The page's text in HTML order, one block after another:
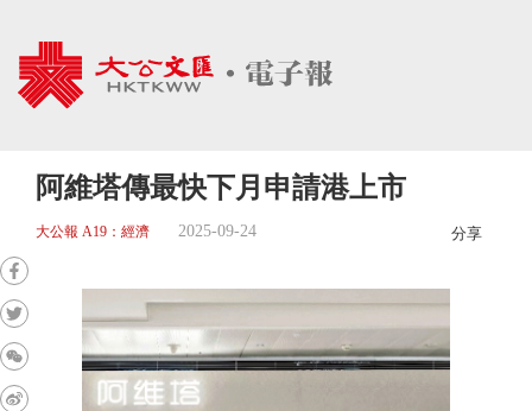
阿維塔傳最快下月申請港上市
大公報 A19：經濟 2025-09-24 分享